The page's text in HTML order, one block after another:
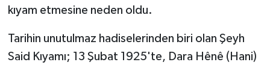
kıyam etmesine neden oldu.
Tarihin unutulmaz hadiselerinden biri olan Şeyh
Said Kıyamı; 13 Şubat 1925'te, Dara Hênê (Hani)